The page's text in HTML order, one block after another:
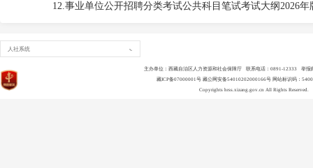
12.事业单位公开招聘分类考试公共科目笔试考试大纲2026年
人社系统
主办单位：西藏自治区人力资源和社会保障厅 联系电话：0891-12333 举报
藏ICP备07000001号 藏公网安备54010202000166号 网站标识码：
Copyrights hrss.xizang.gov.cn All Rights Reserved.